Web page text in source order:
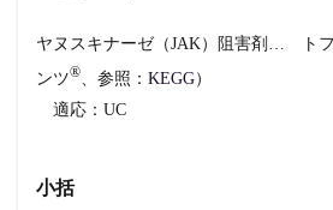
ヤヌスキナーゼ（JAK）阻害剤… ト
ンツ®︎ 、参照： KEGG）
適応：UC
小括